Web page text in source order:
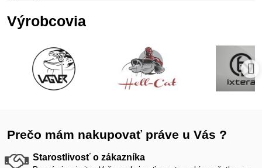
Výrobcovia
Prečo mám nakupovať práve u Vás ?
Starostlivosť o zákazníka